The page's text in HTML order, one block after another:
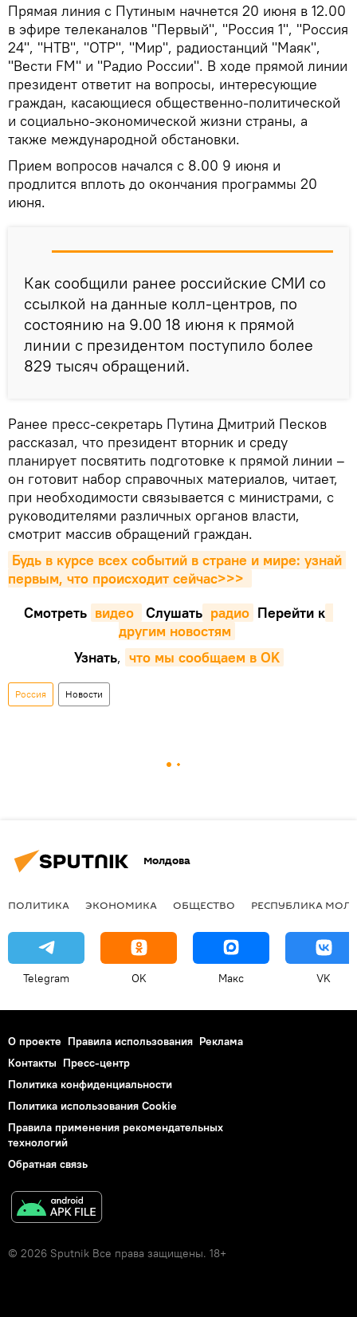
Прямая линия с Путиным начнется 20 июня в 12.00
в эфире телеканалов "Первый", "Россия 1", "Россия
24", "НТВ", "ОТР", "Мир", радиостанций "Маяк",
"Вести FM" и "Радио России". В ходе прямой линии
президент ответит на вопросы, интересующие
граждан, касающиеся общественно-политической
и социально-экономической жизни страны, а
также международной обстановки.
Прием вопросов начался с 8.00 9 июня и
продлится вплоть до окончания программы 20
июня.
Как сообщили ранее российские СМИ со
ссылкой на данные колл-центров, по
состоянию на 9.00 18 июня к прямой
линии с президентом поступило более
829 тысяч обращений.
Ранее пресс-секретарь Путина Дмитрий Песков
рассказал, что президент вторник и среду
планирует посвятить подготовке к прямой линии –
он готовит набор справочных материалов, читает,
при необходимости связывается с министрами, с
руководителями различных органов власти,
смотрит массив обращений граждан.
Будь в курсе всех событий в стране и мире: узнай
первым, что происходит сейчаc>>>
Смотреть видео Cлушать радио Перейти к
другим новостям
Узнать, что мы сообщаем в OK
Россия Новости
Молдова
ПОЛИТИКА ЭКОНОМИКА ОБЩЕСТВО РЕСПУБЛИКА
Telegram OK Макс VK
О проекте Правила использования Реклама
Контакты Пресс-центр
Политика конфиденциальности
Политика использования Cookie
Правила применения рекомендательных
технологий
Обратная связь
© 2026 Sputnik Все права защищены. 18+